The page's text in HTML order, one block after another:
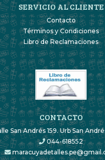
SERVICIO AL CLIENTE
Contacto
Términos y Condiciones
Libro de Reclamaciones
CONTACTO
San Andrés 159. Urb San
044-618552